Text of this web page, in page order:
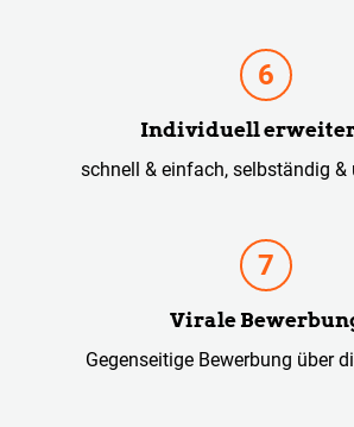
Individuell
schnell & einfach, selbständig &
Virale
Gegenseitige Bewerbung über